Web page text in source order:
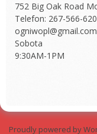
752 Big Oak Road
Telefon: 267-566-
ogniwopl@gmail.com
Sobota
9:30AM-1PM
Proudly powered by